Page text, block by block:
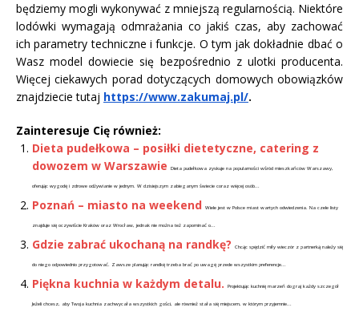
będziemy mogli wykonywać z mniejszą regularnością. Niektóre
lodówki wymagają odmrażania co jakiś czas, aby zachować
ich parametry techniczne i funkcje. O tym jak dokładnie dbać o
Wasz model dowiecie się bezpośrednio z ulotki producenta.
Więcej ciekawych porad dotyczących domowych obowiązków
znajdziecie tutaj https://www.zakumaj.pl/.
Zainteresuje Cię również:
Dieta pudełkowa – posiłki dietetyczne, catering z
dowozem w Warszawie
Dieta pudełkowa zyskuje na popularności wśród mieszkańców Warszawy,
oferując wygodę i zdrowe odżywianie w jednym. W dzisiejszym zabieganym świecie coraz więcej osób...
Poznań – miasto na weekend Wiele jest w Polsce miast wartych odwiedzenia. Na czele listy
znajduje się oczywiście Kraków oraz Wrocław, jednak nie można też zapominać o...
Gdzie zabrać ukochaną na randkę? Chcąc spędzić miły wieczór z partnerką należy się
do niego odpowiednio przygotować. Zawsze planując randkę trzeba brać po uwagę przede wszystkim preferencje...
Piękna kuchnia w każdym detalu. Projektując kuchnię marzeń dograj każdy szczegół
Jeżeli chcesz, aby Twoja kuchnia zachwycała wszystkich gości, ale również stała się miejscem, w którym przyjemnie...